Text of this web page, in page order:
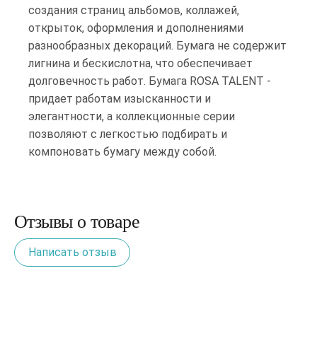
создания страниц альбомов, коллажей,
открыток, оформления и дополнениями
разнообразных декораций. Бумага не содержит
лигнина и бескислотна, что обеспечивает
долговечность работ. Бумага ROSA TALENT -
придает работам изысканности и
элегантности, а коллекционные серии
позволяют с легкостью подбирать и
компоновать бумагу между собой.
Отзывы о товаре
Написать отзыв